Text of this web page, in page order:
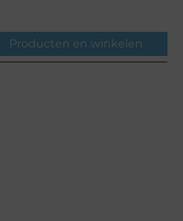
Producten en winkelen